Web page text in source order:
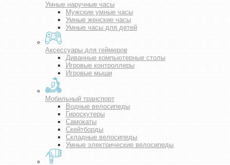
Умные наручные часы
Мужские умные часы
Умные женские часы
Умные часы для детей
Аксессуары для геймеров
Диванные компьютерные столы
Игровые контроллеры
Игровые мыши
Мобильный транспорт
Водные велосипеды
Гироскутеры
Самокаты
Скейтборды
Складные велосипеды
Умные электрические велосипеды